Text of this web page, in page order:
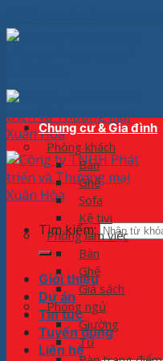
Tìm kiếm:
Giới thiệu
Dự án
Tin tức
Tuyển dụng
Liên hệ
Chung cư & Gia đình
Phòng khách
Bàn
Ghế
Sofa
Kệ tivi
Phòng làm việc
Bàn
Ghế
Giá sách
Phòng ngủ
Giường
Tủ